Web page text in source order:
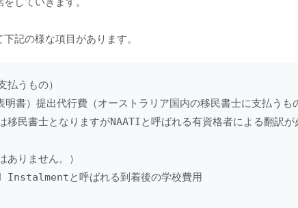
記の様な項目があります。
払うもの）
書）提出代行費（オーストラリア国内の移民書士に支払うも
移民書士となりますがNAATIと呼ばれる有資格者による翻訳が
ありません。）
Instalmentと呼ばれる到着後の学校費用